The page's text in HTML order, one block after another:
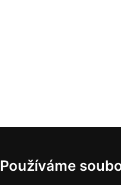
Používáme